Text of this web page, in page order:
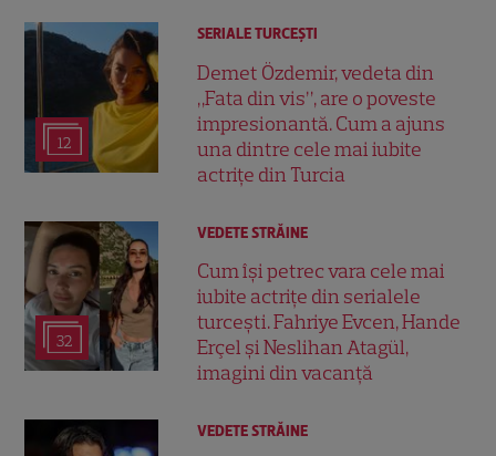
12
SERIALE TURCEŞTI
Demet Özdemir, vedeta din
„Fata din vis”, are o poveste
impresionantă. Cum a ajuns
una dintre cele mai iubite
actrițe din Turcia
32
VEDETE STRĂINE
Cum își petrec vara cele mai
iubite actrițe din serialele
turcești. Fahriye Evcen, Hande
Erçel și Neslihan Atagül,
imagini din vacanță
VEDETE STRĂINE